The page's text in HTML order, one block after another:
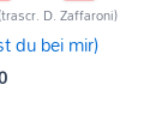
D. Zaffaroni)
du bei mir)